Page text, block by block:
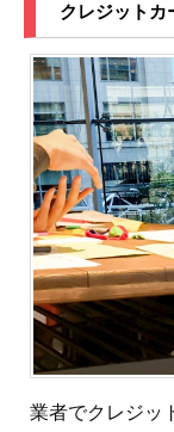
クレジットカ
業者でクレジッ